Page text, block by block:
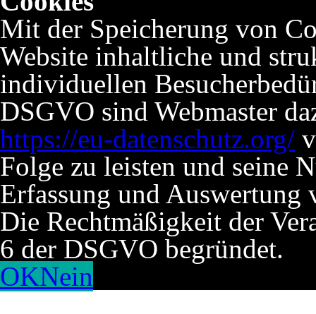
Mit der Speicherung von
Website inhaltliche und
individuellen
DSGVO sind Webmaster
https://eu-datenschutz.org/
Folge zu leisten und seine
Erfassung und Auswertung
Die Rechtmäßigkeit der
6 der DSGVO begründet.
OKNein